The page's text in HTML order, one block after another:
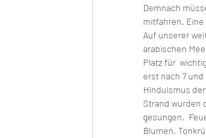
Demnach
mitfahren.
Auf unserer
arabischen
Platz für
erst nach 7
Hinduismus
Strand wurden
gesungen,
Blumen,